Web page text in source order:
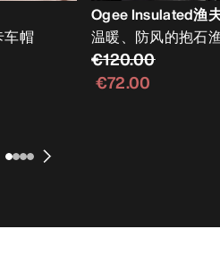
车帽
Ogee Insulated渔
温暖、防风的抱石
€120.00
€72.00